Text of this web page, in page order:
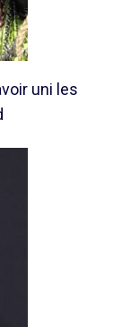
uni les